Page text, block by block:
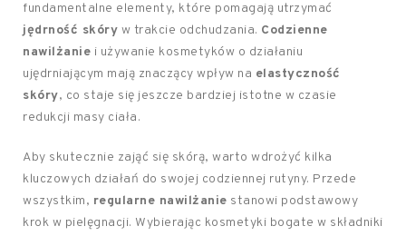
fundamentalne elementy, które pomagają utrzymać
jędrność skóry w trakcie odchudzania. Codzienne
nawilżanie i używanie kosmetyków o działaniu
ujędrniającym mają znaczący wpływ na elastyczność
skóry, co staje się jeszcze bardziej istotne w czasie
redukcji masy ciała.
Aby skutecznie zająć się skórą, warto wdrożyć kilka
kluczowych działań do swojej codziennej rutyny. Przede
wszystkim, regularne nawilżanie stanowi podstawowy
krok w pielęgnacji. Wybierając kosmetyki bogate w składniki